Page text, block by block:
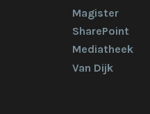
Magister
SharePoint
Mediatheek
Van Dijk